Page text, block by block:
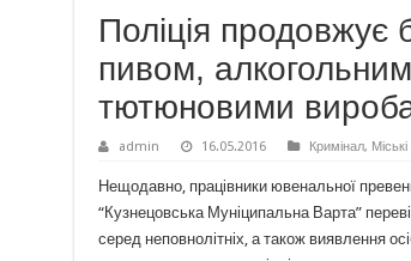
Поліція продовжує
пивом,
тютюновими
admin 16.05.2016 Кримінал,
Нещодавно, працівники ювенальної
“Кузнецовська Муніципальна Варта”
серед неповнолітніх, а також виявлення